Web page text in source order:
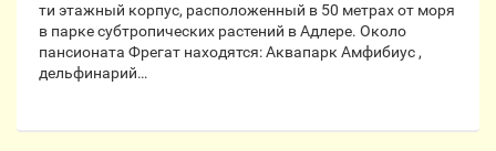
ти этажный корпус, расположенный в 50 метрах от моря
в парке субтропических растений в Адлере. Около
пансионата Фрегат находятся: Аквапарк Амфибиус ,
дельфинарий…